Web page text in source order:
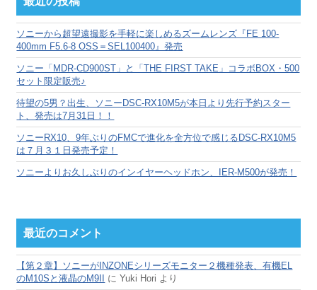
ブ
ソニーから超望遠撮影を手軽に楽しめるズームレンズ『FE 100-
400mm F5.6-8 OSS＝SEL100400』発売
ソニー「MDR-CD900ST」と「THE FIRST TAKE」コラボBOX・500
セット限定販売♪
待望の5男？出生、ソニーDSC-RX10M5が本日より先行予約スター
ト、発売は7月31日！！
ソニーRX10、9年ぶりのFMCで進化を全方位で感じるDSC-RX10M5
は７月３１日発売予定！
ソニーよりお久しぶりのインイヤーヘッドホン、IER-M500が発売！
最近のコメント
【第２章】ソニーがINZONEシリーズモニター２機種発表、有機EL
のM10Sと液晶のM9II
にYuki Hori より